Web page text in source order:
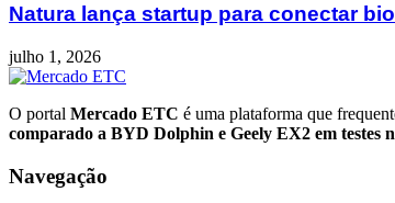
Natura lança startup para conectar
julho 1, 2026
O portal Mercado ETC é uma plataforma que
comparado a BYD Dolphin e Geely EX2 em testes
Navegação